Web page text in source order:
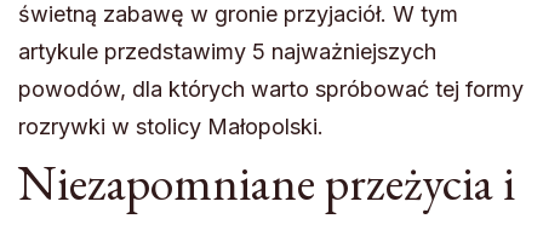
świetną zabawę w gronie przyjaciół. W tym
artykule przedstawimy 5 najważniejszych
powodów, dla których warto spróbować tej formy
rozrywki w stolicy Małopolski.
Niezapomniane przeżycia i